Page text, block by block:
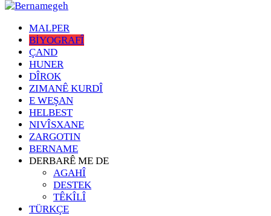
MALPER
BİYOGRAFÎ
ÇAND
HUNER
DÎROK
ZIMANÊ KURDÎ
E WEŞAN
HELBEST
NIVÎSXANE
ZARGOTIN
BERNAME
DERBARÊ ME DE
AGAHÎ
DESTEK
TÊKÎLÎ
TÜRKÇE